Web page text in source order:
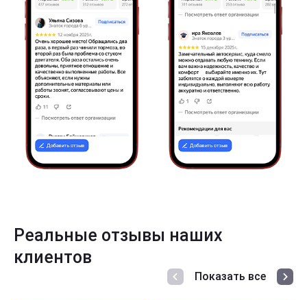
Реальные отзывы наших
клиентов
Показать все